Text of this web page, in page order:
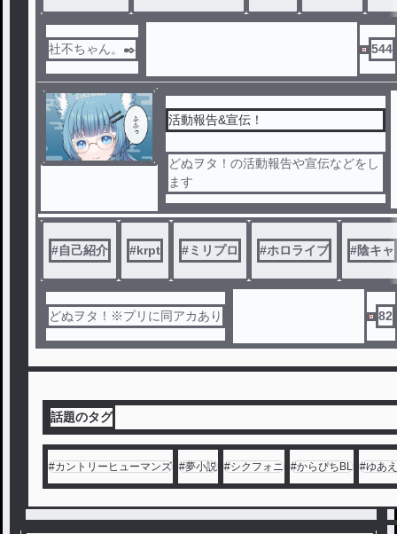
？？
社不ちゃん。✒️ 544
活動報告&宣伝！
どぬヲタ！の活動報告や宣伝などをし
ます
#自己紹介 #krpt #ミリプロ #ホロライブ #陰キャ
どぬヲタ！※プリに同アカあり 82
話題のタグ
#カントリーヒューマンズ #夢小説 #シクフォニ #からぴちBL #ゆあ